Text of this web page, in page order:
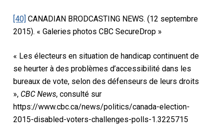
[40] CANADIAN BRODCASTING NEWS. (12 septembre
2015). « Galeries photos CBC SecureDrop »
« Les électeurs en situation de handicap continuent de
se heurter à des problèmes d’accessibilité dans les
bureaux de vote, selon des défenseurs de leurs droits
», CBC News, consulté sur
https://www.cbc.ca/news/politics/canada-election-
2015-disabled-voters-challenges-polls-1.3225715